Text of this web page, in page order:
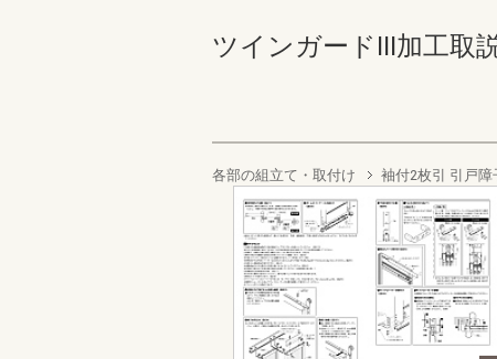
ツインガードIII加工取
各部の組立て・取付け 袖付2枚引 引戸障